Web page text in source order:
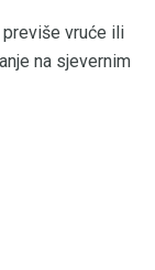
vruće ili
na sjevernim